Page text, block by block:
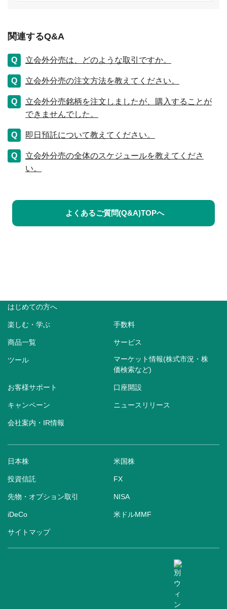
関連するQ&A
立会外分売は、どのような取引ですか。
立会外分売の注文方法を教えてください。
立会外分売銘柄を注文しましたが、購入することが
できませんでした。
即日預託について教えてください。
立会外分売の全体のスケジュールを教えてくださ
い。
よくあるご質問(Q&A)TOPへ
はじめての方へ
楽しむ・学ぶ 手数料
商品一覧 サービス
ツール
マーケット情報(株式市況・株
価検索など)
お客様サポート 口座開設
キャンペーン ニュースリリース
会社案内・IR情報
日本株 米国株
投資信託 FX
先物・オプション取引 NISA
iDeCo 米ドルMMF
サイトマップ